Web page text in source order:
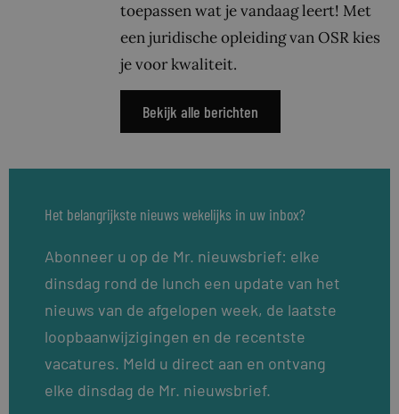
toepassen wat je vandaag leert! Met
een juridische opleiding van OSR kies
je voor kwaliteit.
Bekijk alle berichten
Het belangrijkste nieuws wekelijks in uw inbox?
Abonneer u op de Mr. nieuwsbrief: elke
dinsdag rond de lunch een update van het
nieuws van de afgelopen week, de laatste
loopbaanwijzigingen en de recentste
vacatures. Meld u direct aan en ontvang
elke dinsdag de Mr. nieuwsbrief.